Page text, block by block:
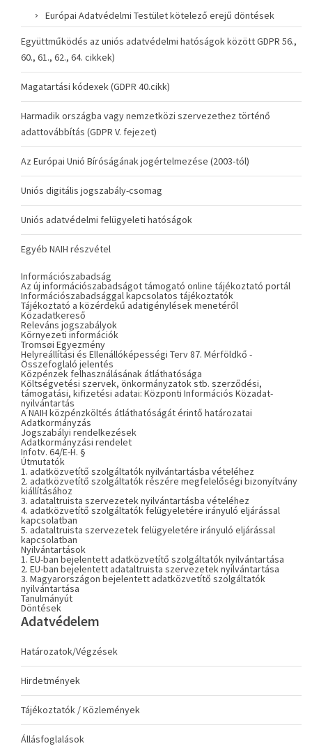
Európai Adatvédelmi Testület kötelező erejű döntések
Együttműködés az uniós adatvédelmi hatóságok között GDPR 56.,
60., 61., 62., 64. cikkek)
Magatartási kódexek (GDPR 40.cikk)
Harmadik országba vagy nemzetközi szervezethez történő
adattovábbítás (GDPR V. fejezet)
Az Európai Unió Bíróságának jogértelmezése (2003-tól)
Uniós digitális jogszabály-csomag
Uniós adatvédelmi felügyeleti hatóságok
Egyéb NAIH részvétel
Információszabadság
Az új információszabadságot támogató online tájékoztató portál
Információszabadsággal kapcsolatos tájékoztatók
Tájékoztató a közérdekű adatigénylések menetéről
Közadatkereső
Releváns jogszabályok
Környezeti információk
Tromsøi Egyezmény
Helyreállítási és Ellenállóképességi Terv 87. Mérföldkő -
Összefoglaló jelentés
Közpénzek felhasználásának átláthatósága
Költségvetési szervek, önkormányzatok stb. szerződési,
támogatási, kifizetési adatai: Központi Információs Közadat-
nyilvántartás
A NAIH közpénzköltés átláthatóságát érintő határozatai
Adatkormányzás
Jogszabályi rendelkezések
Adatkormányzási rendelet
Infotv. 64/E-H. §
Útmutatók
1. adatközvetítő szolgáltatók nyilvántartásba vételéhez
2. adatközvetítő szolgáltatók részére megfelelőségi bizonyítvány
kiállításához
3. adataltruista szervezetek nyilvántartásba vételéhez
4. adatközvetítő szolgáltatók felügyeletére irányuló eljárással
kapcsolatban
5. adataltruista szervezetek felügyeletére irányuló eljárással
kapcsolatban
Nyilvántartások
1. EU-ban bejelentett adatközvetítő szolgáltatók nyilvántartása
2. EU-ban bejelentett adataltruista szervezetek nyilvántartása
3. Magyarországon bejelentett adatközvetítő szolgáltatók
nyilvántartása
Tanulmányút
Döntések
Adatvédelem
Határozatok/Végzések
Hirdetmények
Tájékoztatók / Közlemények
Állásfoglalások